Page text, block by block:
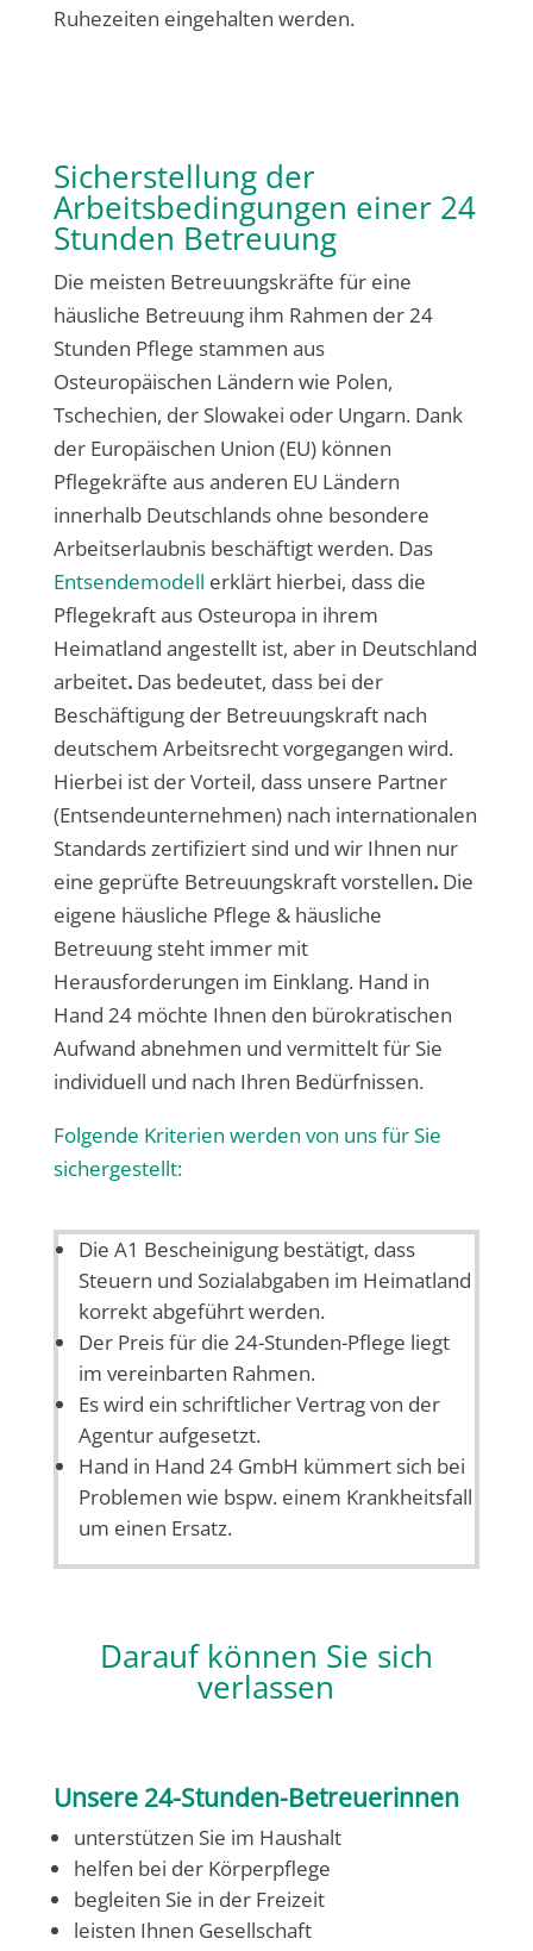
Ruhezeiten eingehalten werden.
Sicherstellung der
Arbeitsbedingungen einer 24
Stunden Betreuung
Die meisten Betreuungskräfte für eine
häusliche Betreuung ihm Rahmen der 24
Stunden Pflege stammen aus
Osteuropäischen Ländern wie Polen,
Tschechien, der Slowakei oder Ungarn. Dank
der Europäischen Union (EU) können
Pflegekräfte aus anderen EU Ländern
innerhalb Deutschlands ohne besondere
Arbeitserlaubnis beschäftigt werden. Das
Entsendemodell erklärt hierbei, dass die
Pflegekraft aus Osteuropa in ihrem
Heimatland angestellt ist, aber in Deutschland
arbeitet. Das bedeutet, dass bei der
Beschäftigung der Betreuungskraft nach
deutschem Arbeitsrecht vorgegangen wird.
Hierbei ist der Vorteil, dass unsere Partner
(Entsendeunternehmen) nach internationalen
Standards zertifiziert sind und wir Ihnen nur
eine geprüfte Betreuungskraft vorstellen. Die
eigene häusliche Pflege & häusliche
Betreuung steht immer mit
Herausforderungen im Einklang. Hand in
Hand 24 möchte Ihnen den bürokratischen
Aufwand abnehmen und vermittelt für Sie
individuell und nach Ihren Bedürfnissen.
Folgende Kriterien werden von uns für Sie
sichergestellt:
Die A1 Bescheinigung bestätigt, dass
Steuern und Sozialabgaben im Heimatland
korrekt abgeführt werden.
Der Preis für die 24-Stunden-Pflege liegt
im vereinbarten Rahmen.
Es wird ein schriftlicher Vertrag von der
Agentur aufgesetzt.
Hand in Hand 24 GmbH kümmert sich bei
Problemen wie bspw. einem Krankheitsfall
um einen Ersatz.
Darauf können Sie sich
verlassen
Unsere 24-Stunden-Betreuerinnen
unterstützen Sie im Haushalt
helfen bei der Körperpflege
begleiten Sie in der Freizeit
leisten Ihnen Gesellschaft